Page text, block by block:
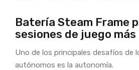
Batería Steam Frame
sesiones de juego más
Uno de los principales desafíos de
autónomos es la autonomía.